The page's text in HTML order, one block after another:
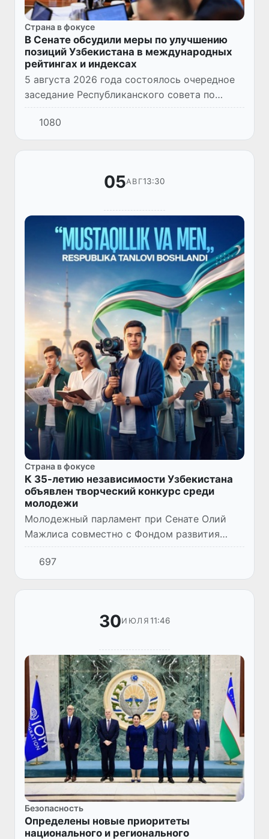
Страна в фокусе
В Сенате обсудили меры по улучшению
позиций Узбекистана в международных
рейтингах и индексах
5 августа 2026 года состоялось очередное
заседание Республиканского совета по
работе с международными рейтингами и
индексами. Его вела Председатель Сената
Олий Мажлиса, председател...
1080
05АВГ13:30
Страна в фокусе
К 35-летию независимости Узбекистана
объявлен творческий конкурс среди
молодежи
Молодежный парламент при Сенате Олий
Мажлиса совместно с Фондом развития
науки и образования объявил о старте
республиканского онлайн-конкурса
«Независимость и я», посвященного 35-...
697
30ИЮЛЯ 11:46
Безопасность
Определены новые приоритеты
национального и регионального